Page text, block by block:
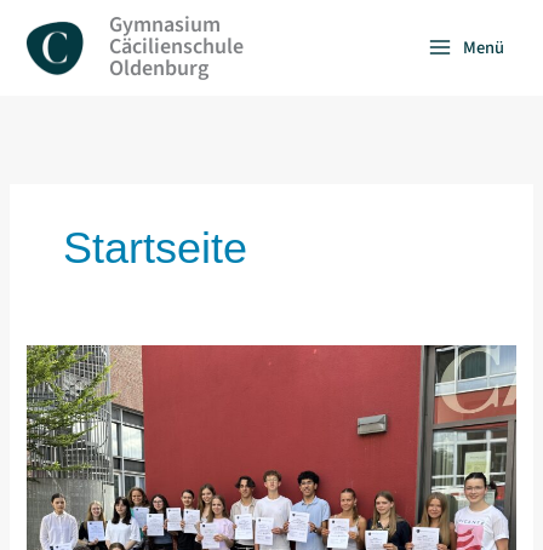
Inhalt
springen
Gymnasium
Cäcilienschule
Oldenburg
Menü
Startseite